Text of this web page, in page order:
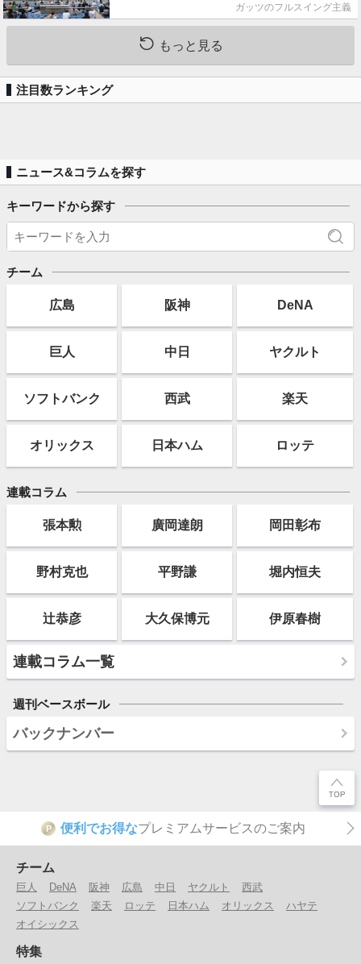
ガッツのフルスイング主義
もっと見る
注目数ランキング
ニュース&コラムを探す
キーワードから探す
チーム
広島 阪神 DeNA
巨人 中日 ヤクルト
ソフトバンク 西武 楽天
オリックス 日本ハム ロッテ
連載コラム
張本勲 廣岡達朗 岡田彰布
野村克也 平野謙 堀内恒夫
辻恭彦 大久保博元 伊原春樹
連載コラム一覧
週刊ベースボール
バックナンバー
P 便利でお得なプレミアムサービスのご案内
チーム
巨人 DeNA 阪神 広島 中日 ヤクルト
西武
ソフトバンク
楽天 ロッテ 日本ハム オリックス
ハヤテ
オイシックス
特集